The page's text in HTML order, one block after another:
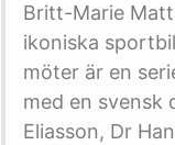
Britt-Marie
ikoniska
möter är en
med en svensk
Eliasson, Dr